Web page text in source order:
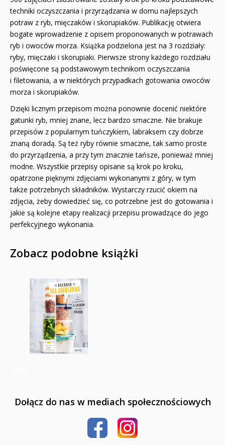
techniki oczyszczania i przyrządzania w domu najlepszych
potraw z ryb, mięczaków i skorupiaków. Publikację otwiera
bogate wprowadzenie z opisem proponowanych w potrawach
ryb i owoców morza. Książka podzielona jest na 3 rozdziały:
ryby, mięczaki i skorupiaki. Pierwsze strony każdego rozdziału
poświęcone są podstawowym technikom oczyszczania
i filetowania, a w niektórych przypadkach gotowania owoców
morza i skorupiaków.
Dzięki licznym przepisom można ponownie docenić niektóre
gatunki ryb, mniej znane, lecz bardzo smaczne. Nie brakuje
przepisów z popularnym tuńczykiem, labraksem czy dobrze
znaną doradą. Są też ryby równie smaczne, tak samo proste
do przyrządzenia, a przy tym znacznie tańsze, ponieważ mniej
modne. Wszystkie przepisy opisane są krok po kroku,
opatrzone pięknymi zdjęciami wykonanymi z góry, w tym
także potrzebnych składników. Wystarczy rzucić okiem na
zdjęcia, żeby dowiedzieć się, co potrzebne jest do gotowania i
jakie są kolejne etapy realizacji przepisu prowadzące do jego
perfekcyjnego wykonania.
Zobacz podobne książki
Dołącz do nas w mediach społecznościowych